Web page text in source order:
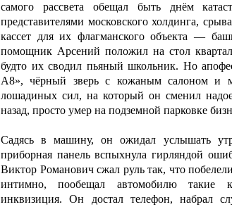
самого рассвета обещал быть днём
представителями московского холдинга,
кассет для их флагманского объекта —
помощник Арсений положил на стол
будто их сводил пьяный школьник. Но
A8», чёрный зверь с кожаным салоном и
лошадиных сил, на который он сменил
назад, просто умер на подземной парковке
Садясь в машину, он ожидал услышать
приборная панель вспыхнула гирляндой
Виктор Романович сжал руль так, что
интимно, пообещал автомобилю такие
инквизиция. Он достал телефон, набрал